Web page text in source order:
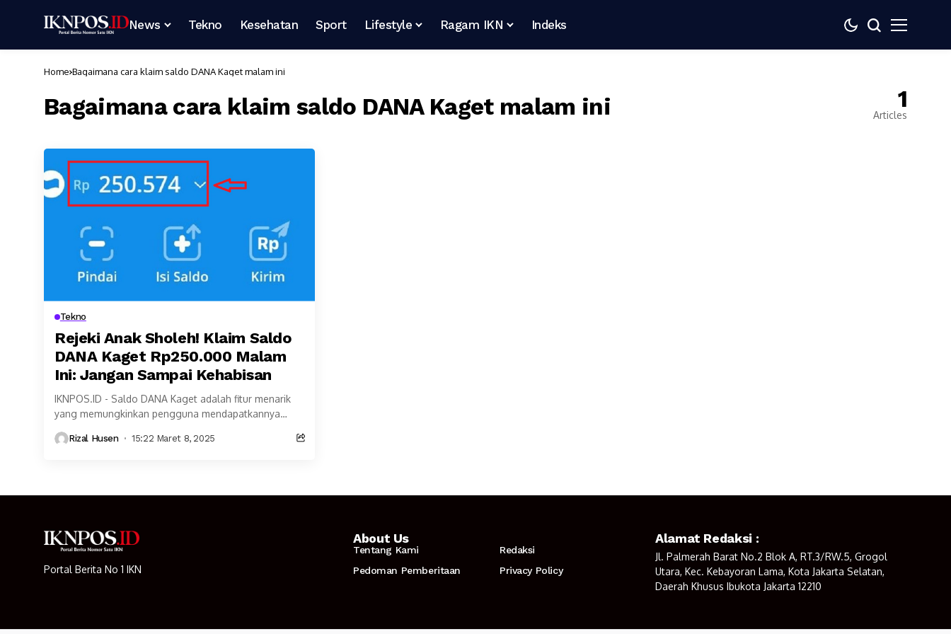
News Tekno Kesehatan Sport Lifestyle Ragam IKN Indeks
Home Bagaimana cara klaim saldo DANA Kaget malam ini
Bagaimana cara klaim saldo DANA Kaget malam ini 1
Articles
Tekno
Rejeki Anak Sholeh! Klaim Saldo
DANA Kaget Rp250.000 Malam
Ini: Jangan Sampai Kehabisan
IKNPOS.ID - Saldo DANA Kaget adalah fitur menarik
yang memungkinkan pengguna mendapatkannya
Anda berkesempatan...
Rizal Husen 15:22 Maret 8, 2025
Portal Berita No 1 IKN
About Us
Tentang Kami
Redaksi
Pedoman Pemberitaan
Privacy Policy
Alamat Redaksi :
Jl. Palmerah Barat No.2 Blok A, RT.3/RW.5, Grogol
Utara, Kec. Kebayoran Lama, Kota Jakarta Selatan,
Daerah Khusus Ibukota Jakarta 12210